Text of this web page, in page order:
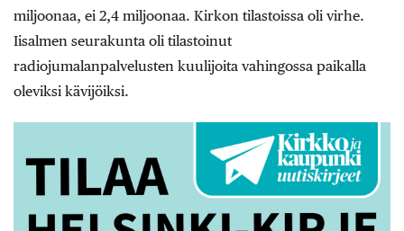
miljoonaa, ei 2,4 miljoonaa. Kirkon tilastoissa oli virhe.
Iisalmen seurakunta oli tilastoinut
radiojumalanpalvelusten kuulijoita vahingossa paikalla
oleviksi kävijöiksi.